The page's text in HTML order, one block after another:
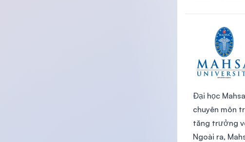
Đại học
chuyên môn
tăng trưởng
Ngoài ra,